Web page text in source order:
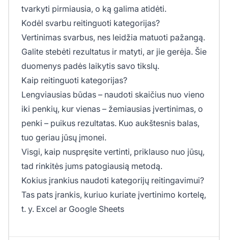
tvarkyti pirmiausia, o ką galima atidėti.
Kodėl svarbu reitinguoti kategorijas?
Vertinimas svarbus, nes leidžia matuoti pažangą.
Galite stebėti rezultatus ir matyti, ar jie gerėja. Šie
duomenys padės laikytis savo tikslų.
Kaip reitinguoti kategorijas?
Lengviausias būdas – naudoti skaičius nuo vieno
iki penkių, kur vienas – žemiausias įvertinimas, o
penki – puikus rezultatas. Kuo aukštesnis balas,
tuo geriau jūsų įmonei.
Visgi, kaip nuspręsite vertinti, priklauso nuo jūsų,
tad rinkitės jums patogiausią metodą.
Kokius įrankius naudoti kategorijų reitingavimui?
Tas pats įrankis, kuriuo kuriate įvertinimo kortelę,
t. y. Excel ar Google Sheets